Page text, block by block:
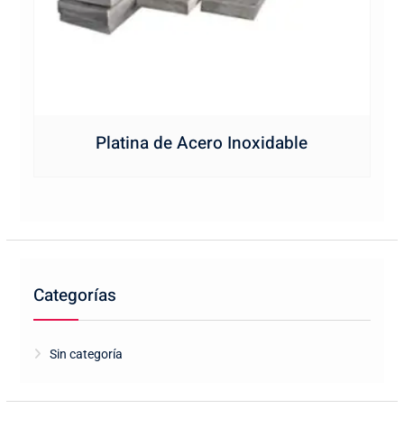
Platina de Acero Inoxidable
Categorías
Sin categoría